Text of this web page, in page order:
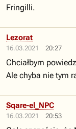
Fringilli.
16.03.2021 20:27
Lezorat
Chciałbym
Ale chyba nie tym
16.03.2021 20:53
Sqare-el_NPC